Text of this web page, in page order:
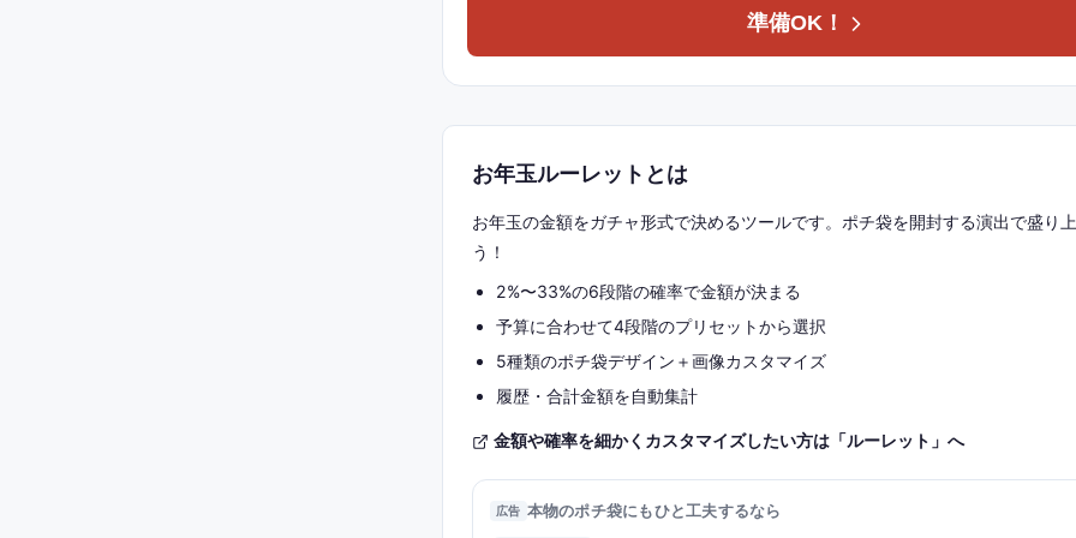
準備OK！
お年玉ルーレットとは
お年玉の金額をガチャ形式で決めるツールです。ポチ袋を開封する演出で盛り
う！
2%〜33%の6段階の確率で金額が決まる
予算に合わせて4段階のプリセットから選択
5種類のポチ袋デザイン＋画像カスタマイズ
履歴・合計金額を自動集計
金額や確率を細かくカスタマイズしたい方は「ルーレット」へ
広告 本物のポチ袋にもひと工夫するなら